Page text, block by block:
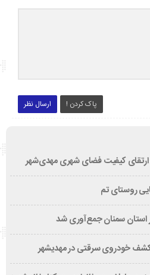
ارسال نظر پاک کردن !
کیفیت فضای شهری مهدی‌شهر
روستای تم